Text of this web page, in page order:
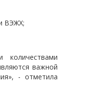
ВЭЖХ;
количествами
важной
- отметила